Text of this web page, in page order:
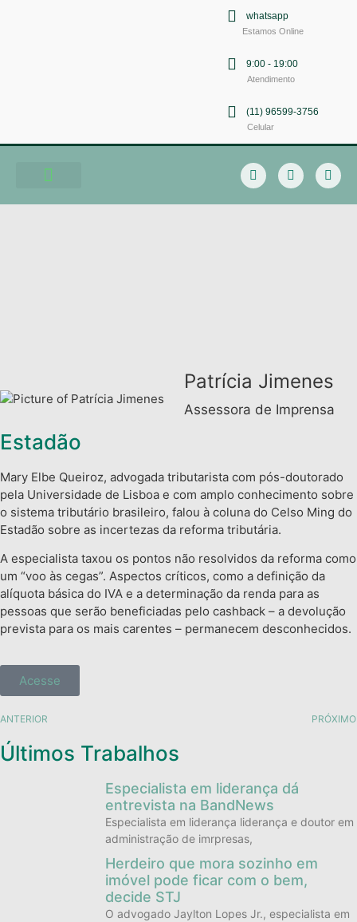
whatsapp
Estamos Online
9:00 - 19:00
Atendimento
(11) 96599-3756
Celular
Patrícia Jimenes
Assessora de Imprensa
Estadão
Mary Elbe Queiroz, advogada tributarista com pós-doutorado
pela Universidade de Lisboa e com amplo conhecimento sobre
o sistema tributário brasileiro, falou à coluna do Celso Ming do
Estadão sobre as incertezas da reforma tributária.
A especialista taxou os pontos não resolvidos da reforma como
um “voo às cegas”. Aspectos críticos, como a definição da
alíquota básica do IVA e a determinação da renda para as
pessoas que serão beneficiadas pelo cashback – a devolução
prevista para os mais carentes – permanecem desconhecidos.
Acesse
ANTERIOR PRÓXIMO
Últimos Trabalhos
Especialista em liderança dá
entrevista na BandNews
Especialista em liderança liderança e doutor em
administração de imrpresas,
Herdeiro que mora sozinho em
imóvel pode ficar com o bem,
decide STJ
O advogado Jaylton Lopes Jr., especialista em